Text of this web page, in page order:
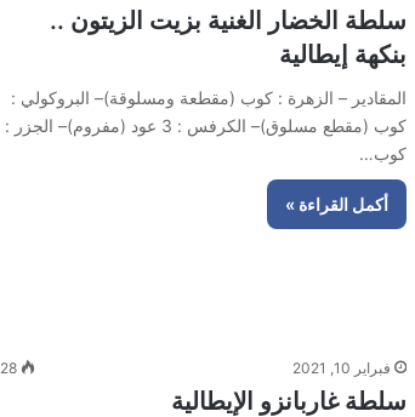
سلطة الخضار الغنية بزيت الزيتون ..
بنكهة إيطالية
المقادير – الزهرة : كوب (مقطعة ومسلوقة)– البروكولي :
كوب (مقطع مسلوق)– الكرفس : 3 عود (مفروم)– الجزر :
كوب…
أكمل القراءة »
فبراير 10, 2021 28
سلطة غاربانزو الإيطالية